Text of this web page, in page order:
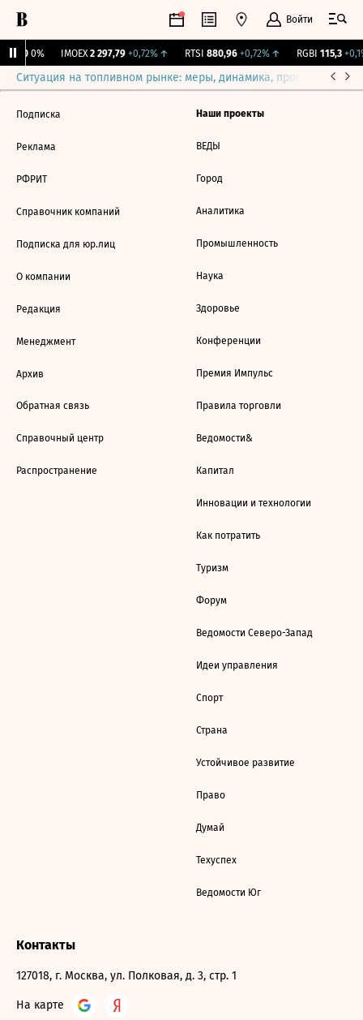
Войти
0% IMOEX 2 297,79 +0,72%↑ RTSI 880,96 +0,72%↑ RGBI 115,3
Ситуация на топливном рынке: меры, динамика, прогнозы
Подписка
Реклама
РФРИТ
Справочник компаний
Подписка для юр.лиц
О компании
Редакция
Менеджмент
Архив
Обратная связь
Справочный центр
Распространение
Наши проекты
ВЕДЫ
Город
Аналитика
Промышленность
Наука
Здоровье
Конференции
Премия Импульс
Правила торговли
Ведомости&
Капитал
Инновации и технологии
Как потратить
Туризм
Форум
Ведомости Северо-Запад
Идеи управления
Спорт
Страна
Устойчивое развитие
Право
Думай
Техуспех
Ведомости Юг
Контакты
127018, г. Москва, ул. Полковая, д. 3, стр. 1
На карте